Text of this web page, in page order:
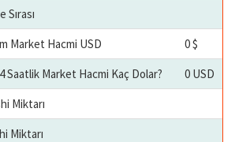
Market Hacmi USD
0 $
Saatlik Market Hacmi Kaç Dolar?
0 USD
Miktarı
Miktarı